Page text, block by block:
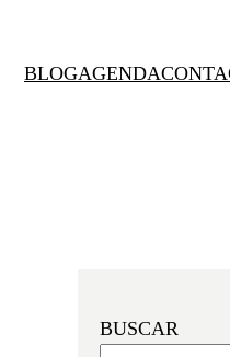
BLOGAGENDA
BUSCAR